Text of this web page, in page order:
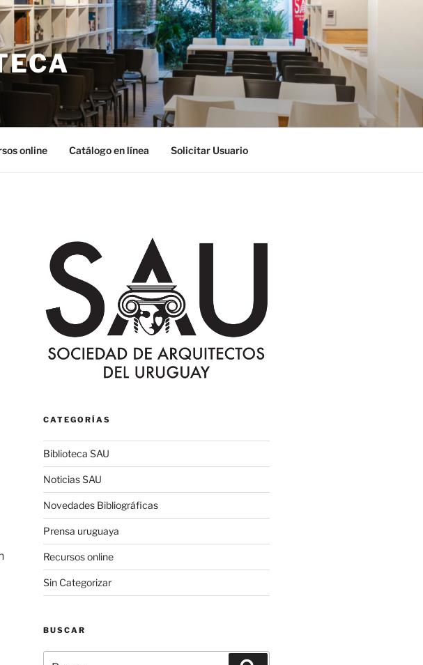
online Catálogo en línea Solicitar Usuario
CATEGORÍAS
Biblioteca SAU
Noticias SAU
Novedades Bibliográficas
Prensa uruguaya
Recursos online
Sin Categorizar
BUSCAR